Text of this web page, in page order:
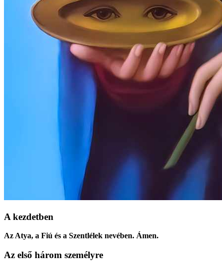
A kezdetben
Az Atya, a Fiú és a Szentlélek nevében. Ámen.
Az első három személyre